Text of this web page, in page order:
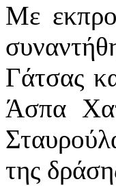
Με
Γάτσας
Άσπα
της